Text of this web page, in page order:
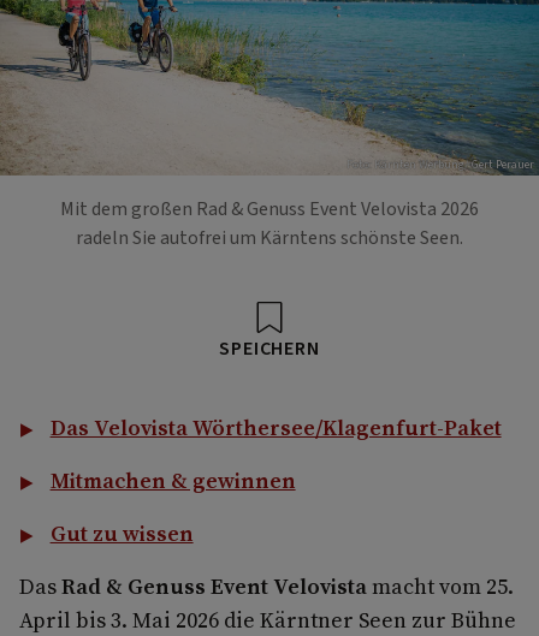
Foto: Kärnten Werbung/ Gert Perauer
Mit dem großen Rad & Genuss Event Velovista 2026
radeln Sie autofrei um Kärntens schönste Seen.
SPEICHERN
Das Velovista Wörthersee/Klagenfurt-Paket
Mitmachen & gewinnen
Gut zu wissen
DasRad & Genuss Event Velovistamacht vom 25.
April bis 3. Mai 2026 die Kärntner Seen zur Bühne